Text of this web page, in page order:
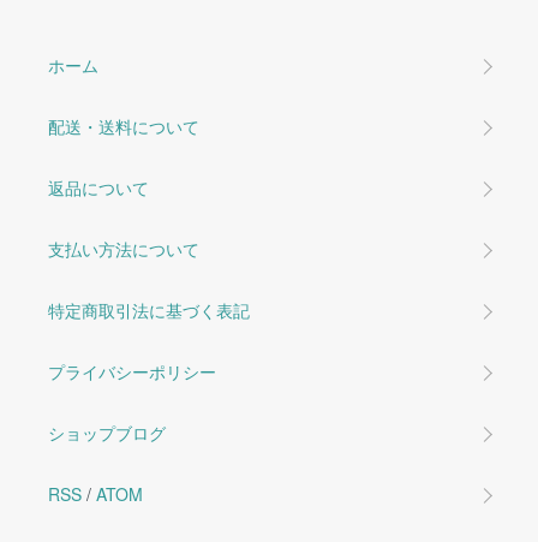
ホーム
配送・送料について
返品について
支払い方法について
特定商取引法に基づく表記
プライバシーポリシー
ショップブログ
RSS / ATOM